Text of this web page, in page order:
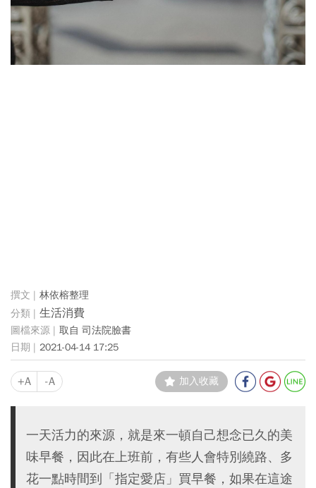
林依榕整理
生活消費
取自 司法院臉書
2021-04-14 17:25
+A -A 加入收藏
一天活力的來源，就是來一頓自己想念已久的美
味早餐，因此在上班前，有些人會特別繞路、多
花一點時間到「指定愛店」買早餐，如果在這途